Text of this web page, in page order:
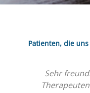
Patienten, die
Sehr